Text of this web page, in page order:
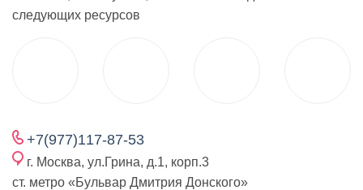
следующих ресурсов
+7(977)117-87-53
г. Москва, ул.Грина, д.1, корп.3
ст. метро «Бульвар Дмитрия Донского»